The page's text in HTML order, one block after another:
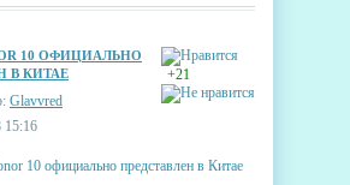
+21
10 ОФИЦИАЛЬНО
В КИТАЕ
Glavvred
15:16